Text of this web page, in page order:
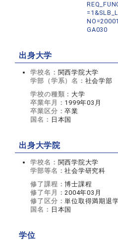
GA030
出身大学
学校名： 関西学院大学
学部（学系）名： 社会学部
学校の種類： 大学
卒業年月： 1999年03月
卒業区分：卒業
国名： 日本国
出身大学院
学校名： 関西学院大学
学部等名：社会学研究科
修了課程：博士課程
修了年月：2004年03月
修了区分：単位取得満期退
国名： 日本国
学位